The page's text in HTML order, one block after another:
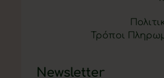
Τρόποι
Newsletter